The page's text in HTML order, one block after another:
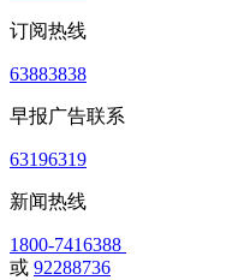
订阅热线
63883838
早报广告联系
63196319
新闻热线
1800-7416388
或 92288736